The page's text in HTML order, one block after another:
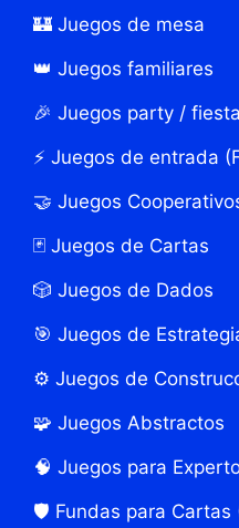
🏰 Juegos de mesa
👑 Juegos familiares
🎉 Juegos party / fiesta
⚡ Juegos de entrada
🤝 Juegos
🃏 Juegos de Cartas
🎲 Juegos de Dados
🎯 Juegos de
⚙️ Juegos de
🧩 Juegos Abstractos
🧠 Juegos para
🛡️ Fundas para Cartas